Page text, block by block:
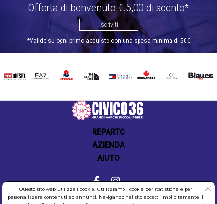
Offerta di benvenuto €.5,00 di sconto*
Iscriviti
*Valido su ogni primo acquisto con una spesa minima di 50€
DIESEL EA7 INVICTATHE
TOMMY
DSQUARED2
CALVIN BLAUER
REPARTO
AZIENDA
AIUTO
Questo sito web utilizza i cookie. Utilizziamo i cookie per statistiche e per
personalizzare contenuti ed annunci. Navigando nel sito accetti implicitamente il